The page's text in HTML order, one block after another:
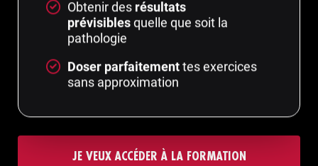
Obtenir des résultats
prévisiblesquelle que soit la
pathologie
Doser parfaitementtes exercices
sans approximation
JE VEUX ACCÉDER À LA FORMATION